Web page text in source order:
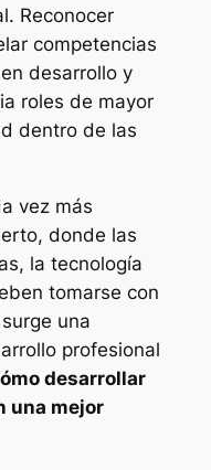
Reconocer
competencias
desarrollo y
roles de mayor
dentro de las
vez más
donde las
la tecnología
tomarse con
una
profesional
desarrollar
una mejor